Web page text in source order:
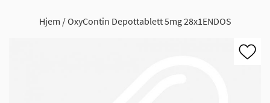
Hjem OxyContin Depottablett 5mg 28x1ENDOS